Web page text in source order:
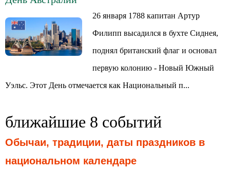
26 января 1788 капитан Артур
Филипп высадился в бухте Сиднея,
поднял британский флаг и основал
первую колонию - Новый Южный
Уэльс. Этот День отмечается как Национальный п...
ближайшие 8 событий
Обычаи, традиции, даты праздников в
национальном календаре